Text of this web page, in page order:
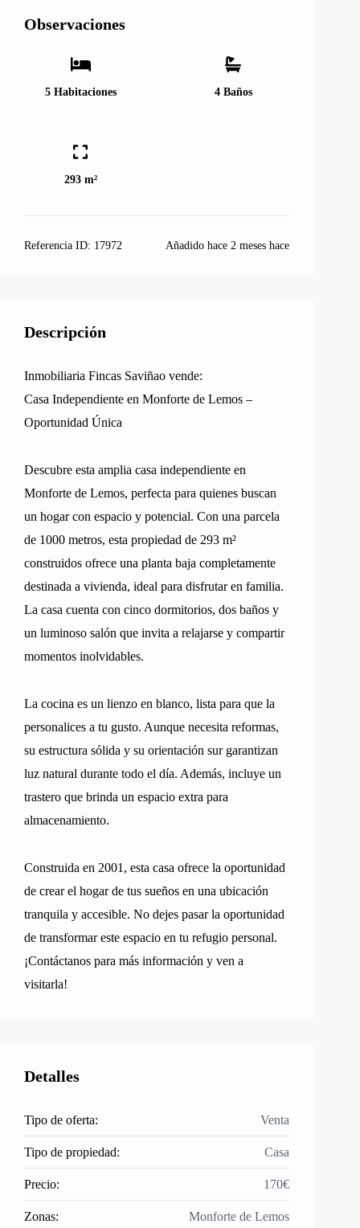
Observaciones
5 Habitaciones 4 Baños
293 m²
Referencia ID: 17972 Añadido hace 2 meses hace
Descripción
Inmobiliaria Fincas Saviñao vende:
Casa Independiente en Monforte de Lemos –
Oportunidad Única
Descubre esta amplia casa independiente en
Monforte de Lemos, perfecta para quienes buscan
un hogar con espacio y potencial. Con una parcela
de 1000 metros, esta propiedad de 293 m²
construidos ofrece una planta baja completamente
destinada a vivienda, ideal para disfrutar en familia.
La casa cuenta con cinco dormitorios, dos baños y
un luminoso salón que invita a relajarse y compartir
momentos inolvidables.
La cocina es un lienzo en blanco, lista para que la
personalices a tu gusto. Aunque necesita reformas,
su estructura sólida y su orientación sur garantizan
luz natural durante todo el día. Además, incluye un
trastero que brinda un espacio extra para
almacenamiento.
Construida en 2001, esta casa ofrece la oportunidad
de crear el hogar de tus sueños en una ubicación
tranquila y accesible. No dejes pasar la oportunidad
de transformar este espacio en tu refugio personal.
¡Contáctanos para más información y ven a
visitarla!
Detalles
Tipo de oferta: Venta
Tipo de propiedad: Casa
Precio: 170€
Zonas: Monforte de Lemos